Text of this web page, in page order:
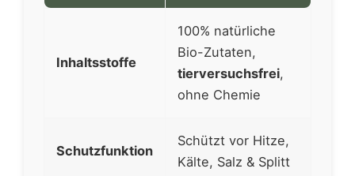
Inhaltsstoffe
100% natürliche
Bio-Zutaten,
tierversuchsfrei,
ohne Chemie
Schutzfunktion
Schützt vor Hitze,
Kälte, Salz & Splitt